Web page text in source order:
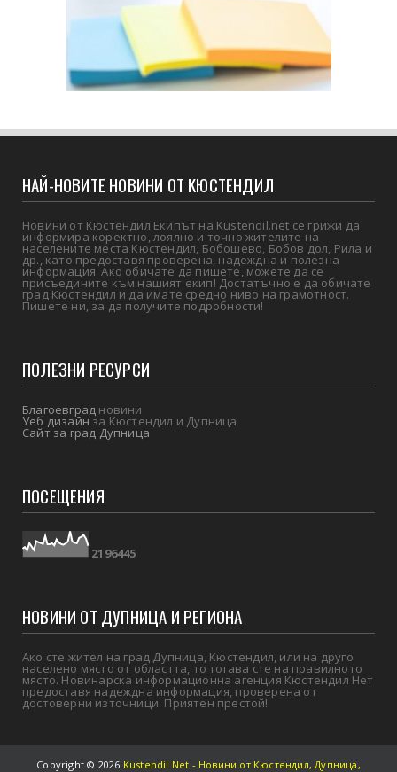
НАЙ-НОВИТЕ НОВИНИ ОТ КЮСТЕНДИЛ
Новини от Кюстендил Екипът на Kustendil.net се грижи да
информира коректно, лоялно и точно жителите на
населените места Кюстендил, Бобошево, Бобов дол, Рила и
др., като предоставя проверена, надеждна и полезна
информация. Ако обичате да пишете, можете да се
присъедините към нашият екип! Достатъчно е да обичате
град Кюстендил и да имате средно ниво на грамотност.
Пишете ни, за да получите подробности!
ПОЛЕЗНИ РЕСУРСИ
Благоевград новини
Уеб дизайнза Кюстендил и Дупница
Сайт за град Дупница
ПОСЕЩЕНИЯ
21 96445
НОВИНИ ОТ ДУПНИЦА И РЕГИОНА
Ако сте жител на град Дупница, Кюстендил, или на друго
населено място от областта, то тогава сте на правилното
място. Новинарска информационна агенция Кюстендил Нет
предоставя надеждна информация, проверена от
достоверни източници. Приятен престой!
Copyright © 2026 Kustendil Net - Новини от Кюстендил, Дупница,